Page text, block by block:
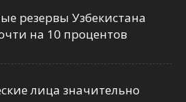
резервы Узбекистана
на 10 процентов
лица значительно